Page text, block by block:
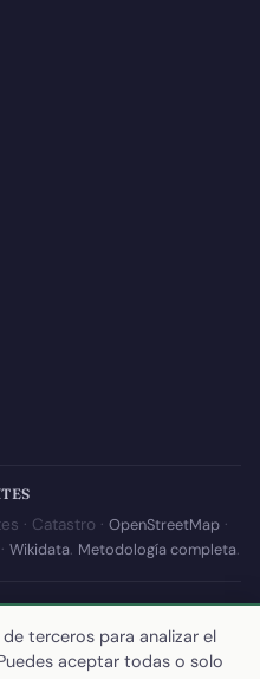
· Catastro · OpenStreetMap·
Wikidata. Metodología completa.
de España con datos
porYoel Castaño.
terceros para analizar el
aceptar todas o solo